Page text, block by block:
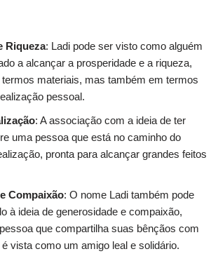
Riqueza: Ladi pode ser visto como alguém
a alcançar a prosperidade e a riqueza,
termos materiais, mas também em termos
pessoal.
: A associação com a ideia de ter
uma pessoa que está no caminho do
pronta para alcançar grandes feitos
Compaixão: O nome Ladi também pode
à ideia de generosidade e compaixão,
que compartilha suas bênçãos com
vista como um amigo leal e solidário.